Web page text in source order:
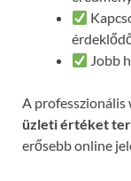
Jobb
A professzionális
üzleti értéket
erősebb online